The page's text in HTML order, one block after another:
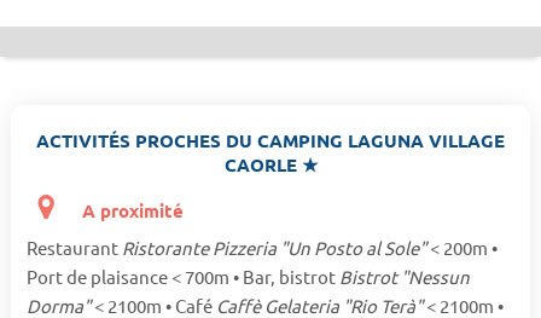
ACTIVITÉS PROCHES DU CAMPING LAGUNA VILLAGE
CAORLE ★
A proximité
Restaurant Ristorante Pizzeria "Un Posto al Sole"< 200m •
Port de plaisance < 700m • Bar, bistrot Bistrot "Nessun
Dorma"< 2100m • Café Caffè Gelateria "Rio Terà"< 2100m •